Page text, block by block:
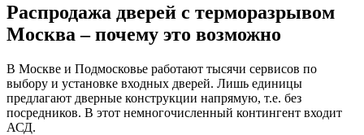
Распродажа дверей с терморазрывом
Москва – почему это возможно
В Москве и Подмосковье работают тысячи сервисов по
выбору и установке входных дверей. Лишь единицы
предлагают дверные конструкции напрямую, т.е. без
посредников. В этот немногочисленный контингент входит
АСД.